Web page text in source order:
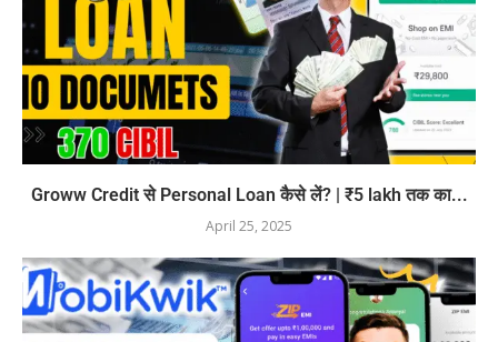
Groww Credit से Personal Loan कैसे लें? | ₹5 lakh तक का...
April 25, 2025